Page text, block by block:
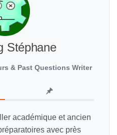
Stéphane
& Past Questions Writer
académique et ancien
avec près